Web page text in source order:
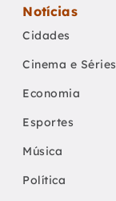
Notícias
Cidades
Cinema e Séries
Economia
Esportes
Música
Política